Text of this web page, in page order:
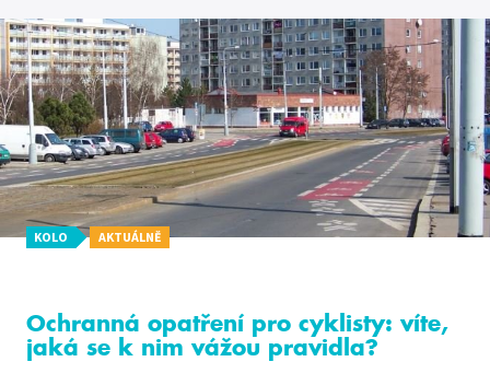
KOLO AKTUÁLNĚ
Ochranná opatření pro cyklisty: víte,
jaká se k nim vážou pravidla?